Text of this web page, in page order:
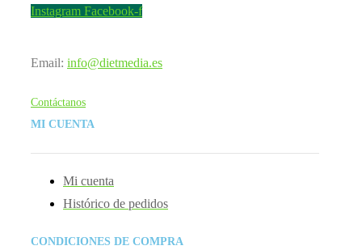
Instagram Facebook-f
Email: info@dietmedia.es
Contáctanos
MI CUENTA
Mi cuenta
Histórico de pedidos
CONDICIONES DE COMPRA